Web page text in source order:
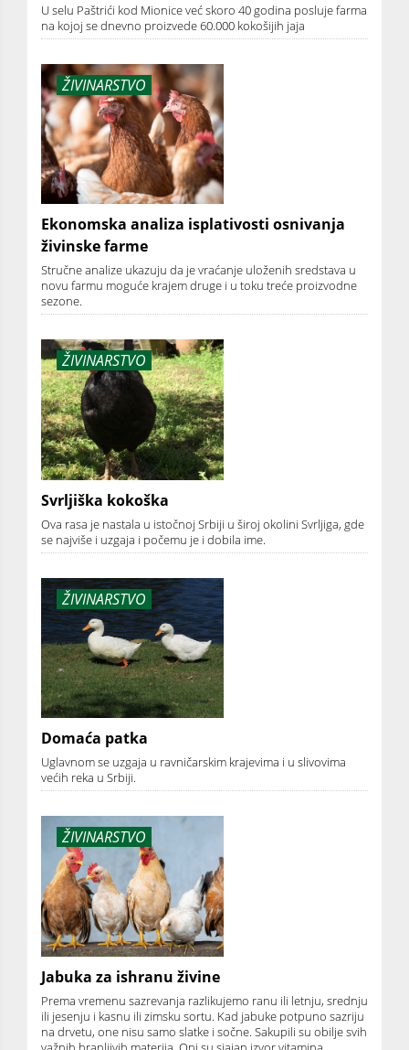
U selu Paštrići kod Mionice već skoro 40 godina posluje farma
na kojoj se dnevno proizvede 60.000 kokošijih jaja
ŽIVINARSTVO
Ekonomska analiza isplativosti osnivanja
živinske farme
Stručne analize ukazuju da je vraćanje uloženih sredstava u
novu farmu moguće krajem druge i u toku treće proizvodne
sezone.
ŽIVINARSTVO
Svrljiška kokoška
Ova rasa je nastala u istočnoj Srbiji u široj okolini Svrljiga, gde
se najviše i uzgaja i počemu je i dobila ime.
ŽIVINARSTVO
Domaća patka
Uglavnom se uzgaja u ravničarskim krajevima i u slivovima
većih reka u Srbiji.
ŽIVINARSTVO
Jabuka za ishranu živine
Prema vremenu sazrevanja razlikujemo ranu ili letnju, srednju
ili jesenju i kasnu ili zimsku sortu. Kad jabuke potpuno sazriju
na drvetu, one nisu samo slatke i sočne. Sakupili su obilje svih